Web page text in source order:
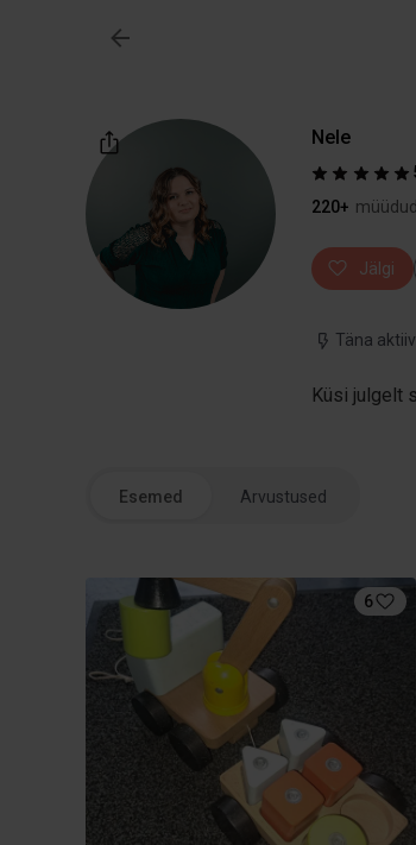
Nele
220+ müüdud
Jälgi
Täna
Küsi julgelt
Esemed Arvustused
6